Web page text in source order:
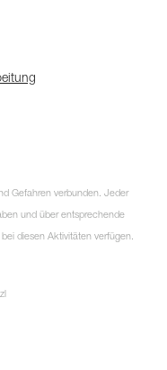
Gefahren verbunden. Jeder
und über entsprechende
diesen Aktivitäten verfügen.